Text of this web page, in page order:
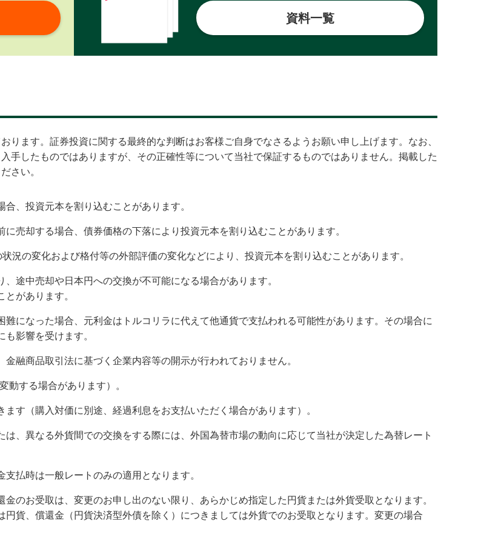
資料一覧
ます。証券投資に関する最終的な判断はお客様ご自身でなさるようお願い申し上げます。なお、
手したものではありますが、その正確性等について当社で保証するものではありません。掲載した
さい。
、投資元本を割り込むことがあります。
売却する場合、債券価格の下落により投資元本を割り込むことがあります。
況の変化および格付等の外部評価の変化などにより、投資元本を割り込むことがあります。
途中売却や日本円への交換が不可能になる場合があります。
があります。
になった場合、元利金はトルコリラに代えて他通貨で支払われる可能性があります。その場合に
影響を受けます。
融商品取引法に基づく企業内容等の開示が行われておりません。
動する場合があります）。
す（購入対価に別途、経過利息をお支払いただく場合があります）。
、異なる外貨間での交換をする際には、外国為替市場の動向に応じて当社が決定した為替レート
払時は一般レートのみの適用となります。
のお受取は、変更のお申し出のない限り、あらかじめ指定した円貨または外貨受取となります。
貨、償還金（円貨決済型外債を除く）につきましては外貨でのお受取となります。変更の場合